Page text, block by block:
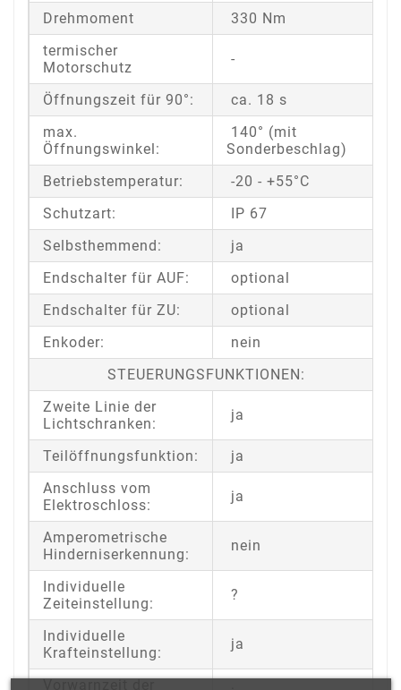
Drehmoment
330 Nm
termischer
Motorschutz
-
Öffnungszeit für 90°:
ca. 18 s
max.
Öffnungswinkel:
140° (mit
Sonderbeschlag)
Betriebstemperatur:
-20 - +55°C
Schutzart:
IP 67
Selbsthemmend:
ja
Endschalter für AUF:
optional
Endschalter für ZU:
optional
Enkoder:
nein
STEUERUNGSFUNKTIONEN:
Zweite Linie der
Lichtschranken:
ja
Teilöffnungsfunktion:
ja
Anschluss vom
Elektroschloss:
ja
Amperometrische
Hinderniserkennung:
nein
Individuelle
Zeiteinstellung:
?
Individuelle
Krafteinstellung:
ja